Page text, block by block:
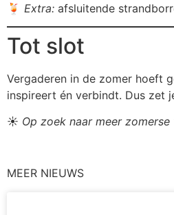
🍹 Extra: afsluitende
Tot slot
Vergaderen in de zomer hoeft
inspireert én verbindt. Dus zet
☀️ Op zoek naar meer
MEER NIEUWS